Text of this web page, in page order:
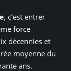
, c’est entrer
force
décennies et
moyenne du
ans.